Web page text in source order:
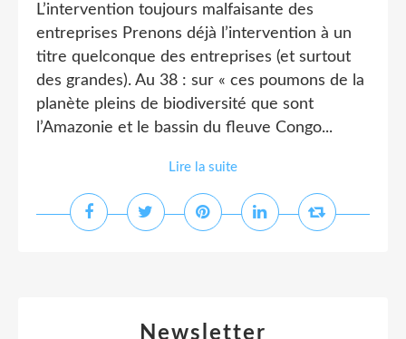
L’intervention toujours malfaisante des
entreprises Prenons déjà l’intervention à un
titre quelconque des entreprises (et surtout
des grandes). Au 38 : sur « ces poumons de la
planète pleins de biodiversité que sont
l’Amazonie et le bassin du fleuve Congo...
Lire la suite
Newsletter